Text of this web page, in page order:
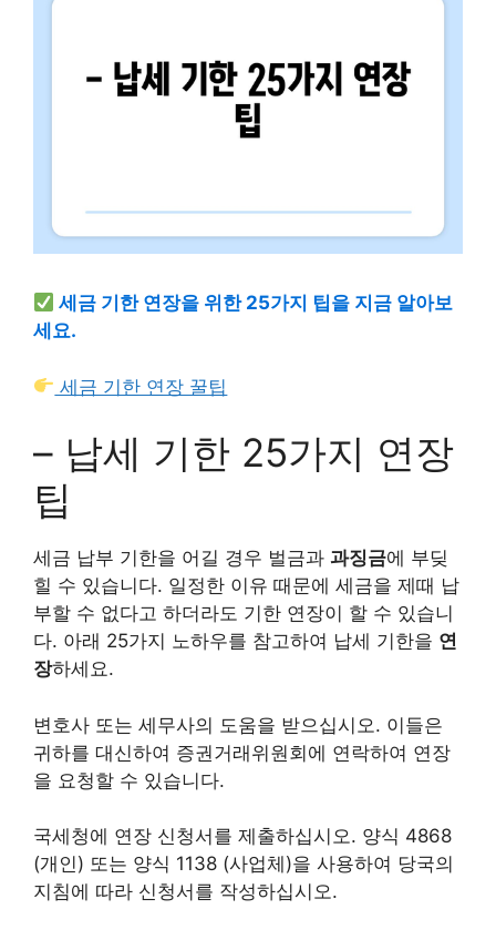
세금 기한 연장을 위한 25가지 팁을 지금 알아보
세요.
세금 기한 연장 꿀팁
– 납세 기한 25가지 연장
팁
세금 납부 기한을 어길 경우 벌금과 과징금에 부딪
힐 수 있습니다. 일정한 이유 때문에 세금을 제때 납
부할 수 없다고 하더라도 기한 연장이 할 수 있습니
다. 아래 25가지 노하우를 참고하여 납세 기한을 연
장하세요.
변호사 또는 세무사의 도움을 받으십시오. 이들은
귀하를 대신하여 증권거래위원회에 연락하여 연장
을 요청할 수 있습니다.
국세청에 연장 신청서를 제출하십시오. 양식 4868
(개인) 또는 양식 1138 (사업체)을 사용하여 당국의
지침에 따라 신청서를 작성하십시오.